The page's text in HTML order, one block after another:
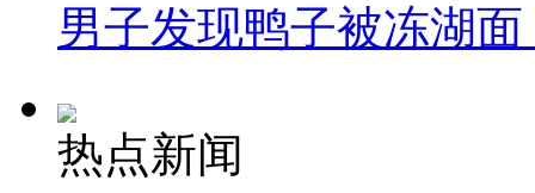
男子发现鸭子被冻湖
热点新闻